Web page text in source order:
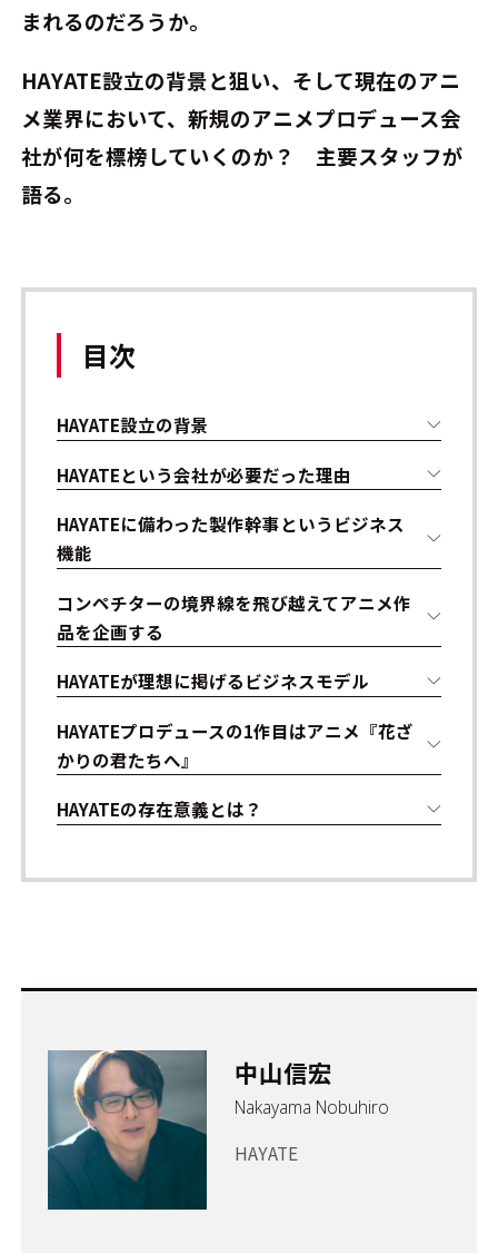
まれるのだろうか。
HAYATE設立の背景と狙い、そして現在のアニ
メ業界において、新規のアニメプロデュース会
社が何を標榜していくのか？ 主要スタッフが
語る。
目次
HAYATE設立の背景
HAYATEという会社が必要だった理由
HAYATEに備わった製作幹事というビジネス
機能
コンペチターの境界線を飛び越えてアニメ作
品を企画する
HAYATEが理想に掲げるビジネスモデル
HAYATEプロデュースの1作目はアニメ『花ざ
かりの君たちへ』
HAYATEの存在意義とは？
中山信宏
Nakayama Nobuhiro
HAYATE